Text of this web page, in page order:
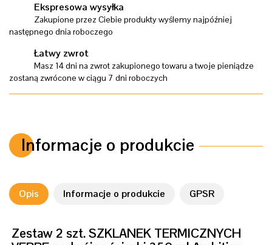
Ekspresowa wysyłka
Zakupione przez Ciebie produkty wyślemy najpóźniej
następnego dnia roboczego
Łatwy zwrot
Masz 14 dni na zwrot zakupionego towaru a twoje pieniądze
zostaną zwrócone w ciągu 7 dni roboczych
Informacje o produkcie
Opis Informacje o produkcie GPSR
Zestaw 2 szt. SZKLANEK TERMICZNYCH